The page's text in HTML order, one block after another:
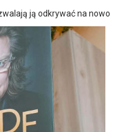
ją odkrywać na nowo